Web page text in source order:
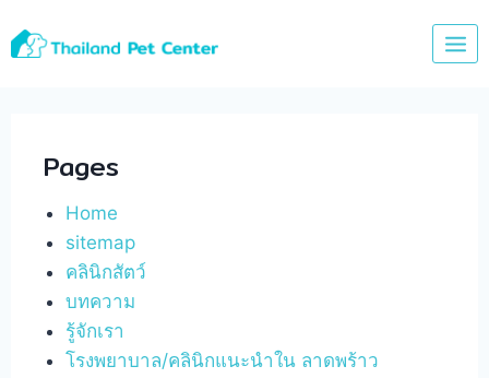
to
Pages
Home
sitemap
คลินิกสัตว์
บทความ
รู้จักเรา
โรงพยาบาล/คลินิกแนะนำใน ลาดพร้าว